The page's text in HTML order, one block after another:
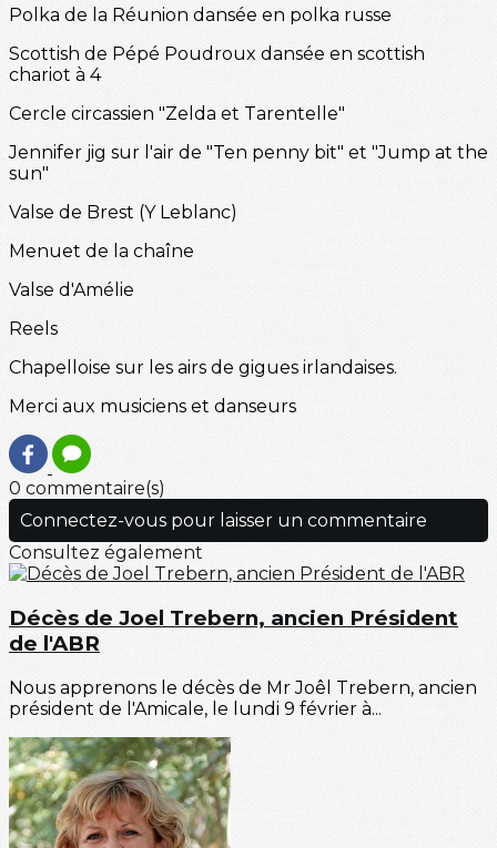
Polka de la Réunion dansée en polka russe
Scottish de Pépé Poudroux dansée en scottish
chariot à 4
Cercle circassien "Zelda et Tarentelle"
Jennifer jig sur l'air de "Ten penny bit" et "Jump at the
sun"
Valse de Brest (Y Leblanc)
Menuet de la chaîne
Valse d'Amélie
Reels
Chapelloise sur les airs de gigues irlandaises.
Merci aux musiciens et danseurs
0 commentaire(s)
Connectez-vous pour laisser un commentaire
Consultez également
Décès de Joel Trebern, ancien Président
de l'ABR
Nous apprenons le décès de Mr Joêl Trebern, ancien
président de l'Amicale, le lundi 9 février à...